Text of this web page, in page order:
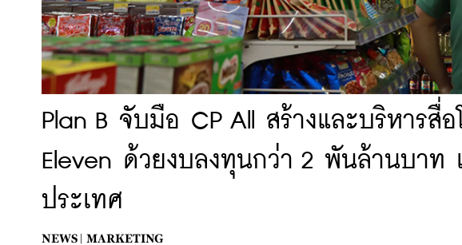
Plan B จับมือ CP All สร้างและบริหาร
Eleven ด้วยงบลงทุนกว่า 2 พันล้านบาท
ประเทศ
NEWS | MARKETING